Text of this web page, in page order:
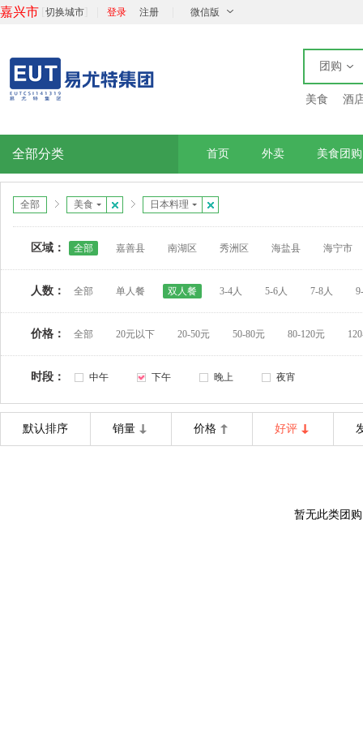
嘉兴市 切换城市 登录 注册 微信版
团购
美食 酒
全部分类 首页 外卖 美食团购
全部 美食 日本料理
区域： 全部 嘉善县 南湖区 秀洲区 海盐县 海宁市
人数： 全部 单人餐 双人餐 3-4人 5-6人 7-8人
价格： 全部 20元以下 20-50元 50-80元 80-120元
时段： 中午 下午 晚上 夜宵
默认排序 销量 价格 好评
暂无此类团